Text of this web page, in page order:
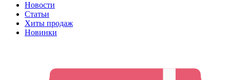
Новости
Статьи
Хиты продаж
Новинки